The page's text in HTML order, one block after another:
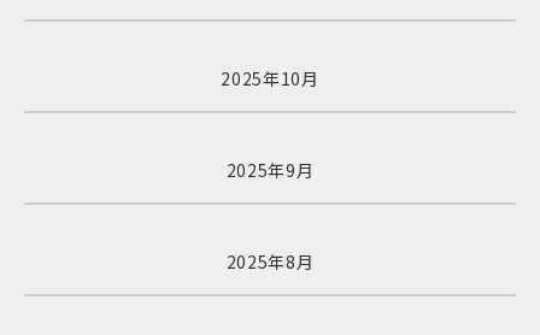
2025年10月
2025年9月
2025年8月